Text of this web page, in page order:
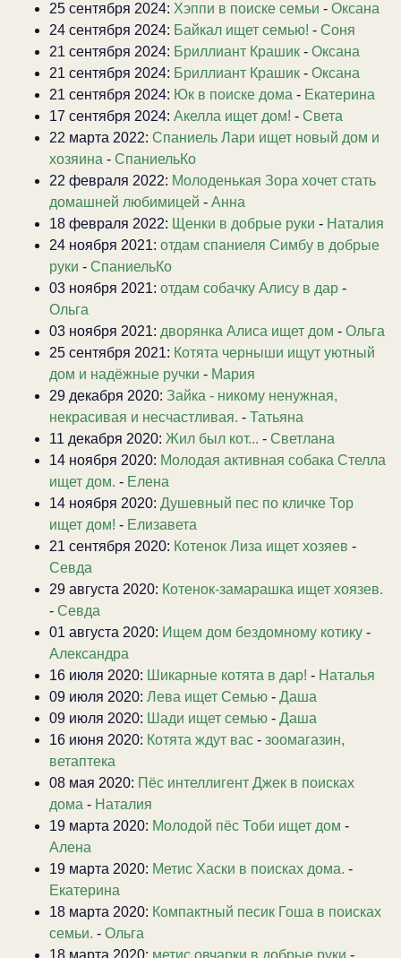
25 сентября 2024: Хэппи в поиске семьи - Оксана
24 сентября 2024: Байкал ищет семью! - Соня
21 сентября 2024: Бриллиант Крашик - Оксана
21 сентября 2024: Бриллиант Крашик - Оксана
21 сентября 2024: Юк в поиске дома - Екатерина
17 сентября 2024: Акелла ищет дом! - Света
22 марта 2022: Спаниель Лари ищет новый дом и
хозяина - СпаниельКо
22 февраля 2022: Молоденькая Зора хочет стать
домашней любимицей - Анна
18 февраля 2022: Щенки в добрые руки - Наталия
24 ноября 2021: отдам спаниеля Симбу в добрые
руки - СпаниельКо
03 ноября 2021: отдам собачку Алису в дар -
Ольга
03 ноября 2021: дворянка Алиса ищет дом - Ольга
25 сентября 2021: Котята черныши ищут уютный
дом и надёжные ручки - Мария
29 декабря 2020: Зайка - никому ненужная,
некрасивая и несчастливая. - Татьяна
11 декабря 2020: Жил был кот... - Светлана
14 ноября 2020: Молодая активная собака Стелла
ищет дом. - Елена
14 ноября 2020: Душевный пес по кличке Тор
ищет дом! - Елизавета
21 сентября 2020: Котенок Лиза ищет хозяев -
Севда
29 августа 2020: Котенок-замарашка ищет хоязев.
- Севда
01 августа 2020: Ищем дом бездомному котику -
Александра
16 июля 2020: Шикарные котята в дар! - Наталья
09 июля 2020: Лева ищет Семью - Даша
09 июля 2020: Шади ищет семью - Даша
16 июня 2020: Котята ждут вас - зоомагазин,
ветаптека
08 мая 2020: Пёс интеллигент Джек в поисках
дома - Наталия
19 марта 2020: Молодой пёс Тоби ищет дом -
Алена
19 марта 2020: Метис Хаски в поисках дома. -
Екатерина
18 марта 2020: Компактный песик Гоша в поисках
семьи. - Ольга